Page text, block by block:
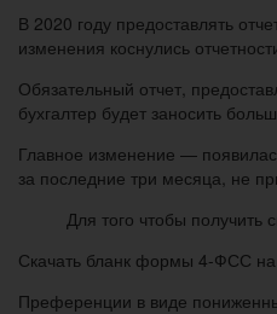
В 2020 году предоставлять
изменения коснулись
Обязательный отчет,
бухгалтер будет заносить
Главное изменение —
за последние три месяца, не
Для того чтобы получить
Скачать бланк формы 4-ФСС на
Преференции в виде